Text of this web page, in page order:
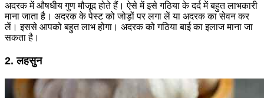
अदरक में औषधीय गुण मौजूद होते हैं। ऐसे में इसे गठिया के दर्द में बहुत लाभकारी
माना जाता है। अदरक के पेस्ट को जोड़ों पर लगा लें या अदरक का सेवन कर
लें। इससे आपको बहुत लाभ होगा। अदरक को गठिया बाई का इलाज माना जा
सकता है।
2. लहसुन